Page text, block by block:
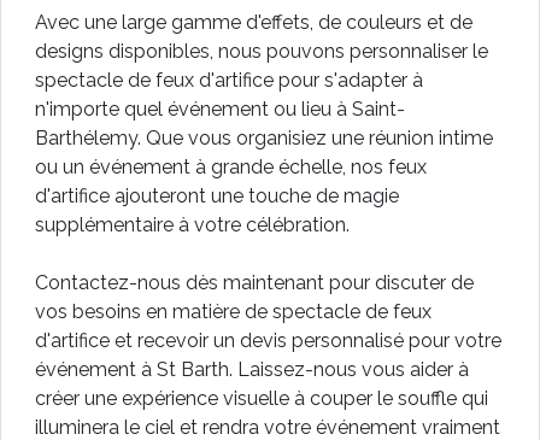
Avec une large gamme d'effets, de couleurs et de
designs disponibles, nous pouvons personnaliser le
spectacle de feux d'artifice pour s'adapter à
n'importe quel événement ou lieu à Saint-
Barthélemy. Que vous organisiez une réunion intime
ou un événement à grande échelle, nos feux
d'artifice ajouteront une touche de magie
supplémentaire à votre célébration.
Contactez-nous dès maintenant pour discuter de
vos besoins en matière de spectacle de feux
d'artifice et recevoir un devis personnalisé pour votre
événement à St Barth. Laissez-nous vous aider à
créer une expérience visuelle à couper le souffle qui
illuminera le ciel et rendra votre événement vraiment